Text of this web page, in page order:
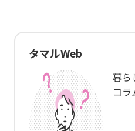
タマルWeb
暮ら
コラ